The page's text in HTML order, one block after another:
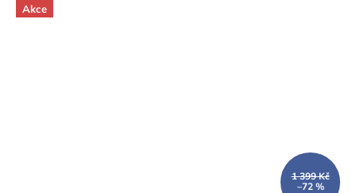
Akce
1 399 Kč
–72 %